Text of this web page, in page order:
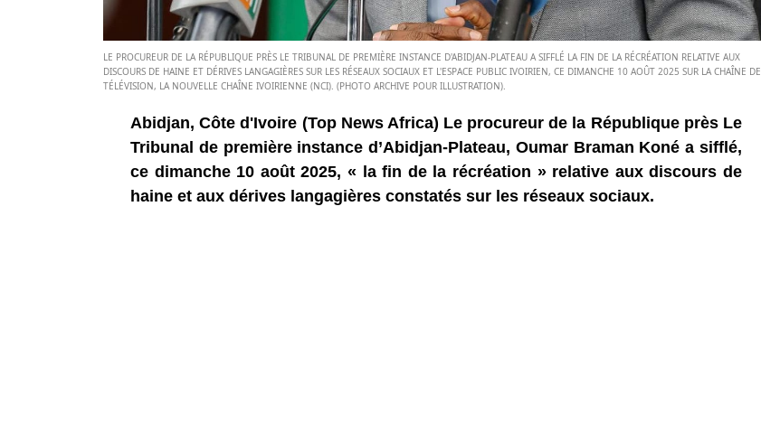
LE PROCUREUR DE LA RÉPUBLIQUE PRÈS LE TRIBUNAL DE PREMIÈRE INSTANCE D'ABIDJAN-PLATEAU A SIFFLÉ LA FIN DE LA RÉCRÉATION RELATIVE AUX
DISCOURS DE HAINE ET DÉRIVES LANGAGIÈRES SUR LES RÉSEAUX SOCIAUX ET L'ESPACE PUBLIC IVOIRIEN, CE DIMANCHE 10 AOÛT 2025 SUR LA CHAÎNE DE
TÉLÉVISION, LA NOUVELLE CHAÎNE IVOIRIENNE (NCI). (PHOTO ARCHIVE POUR ILLUSTRATION).
Abidjan, Côte d'Ivoire (Top News Africa) Le procureur de la République près Le
Tribunal de première instance d’Abidjan-Plateau, Oumar Braman Koné a sifflé,
ce dimanche 10 août 2025, « la fin de la récréation » relative aux discours de
haine et aux dérives langagières constatés sur les réseaux sociaux.